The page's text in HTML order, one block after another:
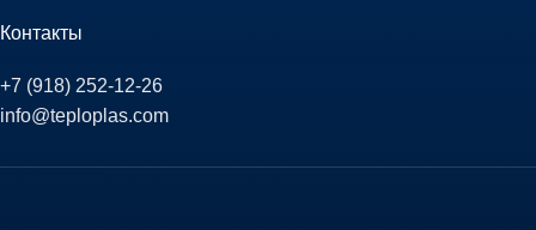
Контакты
+7 (918) 252-12-26
info@teploplas.com